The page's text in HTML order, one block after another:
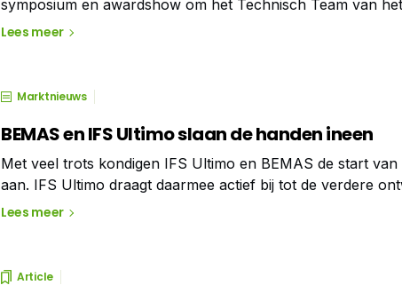
symposium en awardshow om het Technisch Team van
evenement bood een podium voor de innovatiefste en
Lees meer
Marktnieuws
BEMAS en IFS Ultimo slaan de handen ineen
Met veel trots kondigen IFS Ultimo en BEMAS de start
aan. IFS Ultimo draagt daarmee actief bij tot de verdere
vakvereniging voor onderhoud. BEMAS kent de laatste
Lees meer
Article